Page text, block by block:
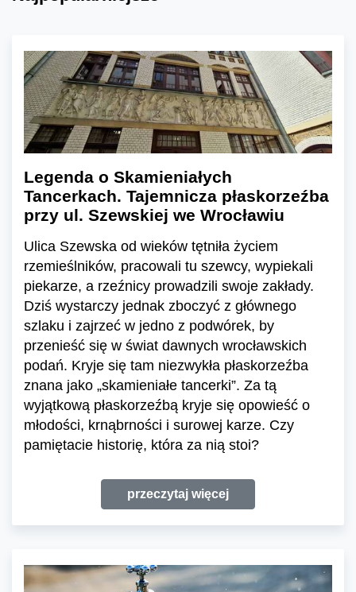
Legenda o Skamieniałych
Tancerkach. Tajemnicza płaskorzeźba
przy ul. Szewskiej we Wrocławiu
Ulica Szewska od wieków tętniła życiem
rzemieślników, pracowali tu szewcy, wypiekali
piekarze, a rzeźnicy prowadzili swoje zakłady.
Dziś wystarczy jednak zboczyć z głównego
szlaku i zajrzeć w jedno z podwórek, by
przenieść się w świat dawnych wrocławskich
podań. Kryje się tam niezwykła płaskorzeźba
znana jako „skamieniałe tancerki”. Za tą
wyjątkową płaskorzeźbą kryje się opowieść o
młodości, krnąbrności i surowej karze. Czy
pamiętacie historię, która za nią stoi?
przeczytaj więcej